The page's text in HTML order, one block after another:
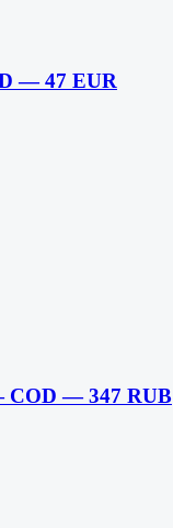
— 47 EUR
COD — 347 RUB